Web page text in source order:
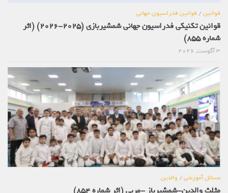
قوانین/قوانین فدراسیون جهانی
قوانین تکنیکی فدراسیون جهانی شمشیربازی (2025-2026) (اثر
شماره 855)
مسائل آموزشی/والدین